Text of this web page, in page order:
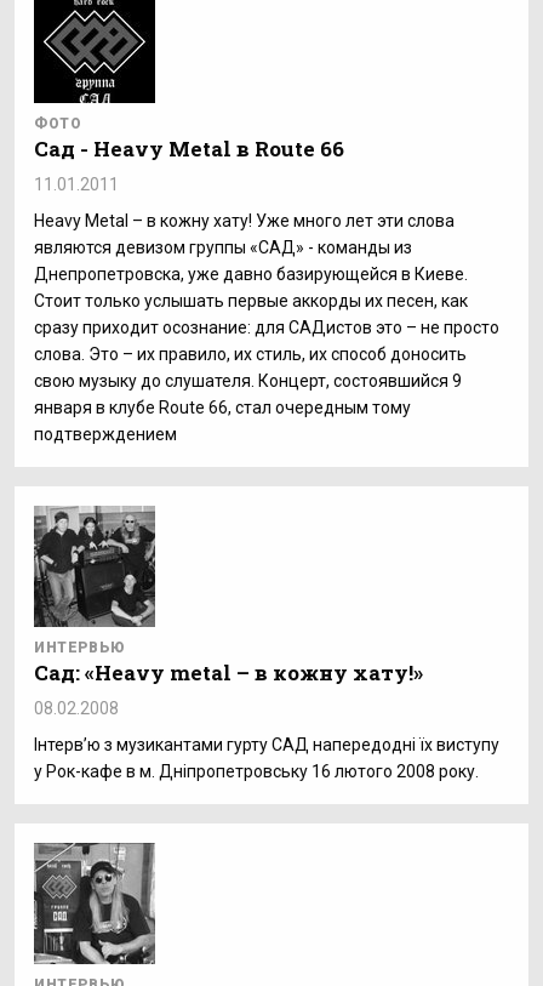
ФОТО
Сад - Heavy Metal в Route 66
11.01.2011
Heavy Metal – в кожну хату! Уже много лет эти слова
являются девизом группы «САД» - команды из
Днепропетровска, уже давно базирующейся в Киеве.
Стоит только услышать первые аккорды их песен, как
сразу приходит осознание: для САДистов это – не просто
слова. Это – их правило, их стиль, их способ доносить
свою музыку до слушателя. Концерт, состоявшийся 9
января в клубе Route 66, стал очередным тому
подтверждением
ИНТЕРВЬЮ
Сад: «Heavy metal – в кожну хату!»
08.02.2008
Інтерв’ю з музикантами гурту САД напередодні їх виступу
у Рок-кафе в м. Дніпропетровську 16 лютого 2008 року.